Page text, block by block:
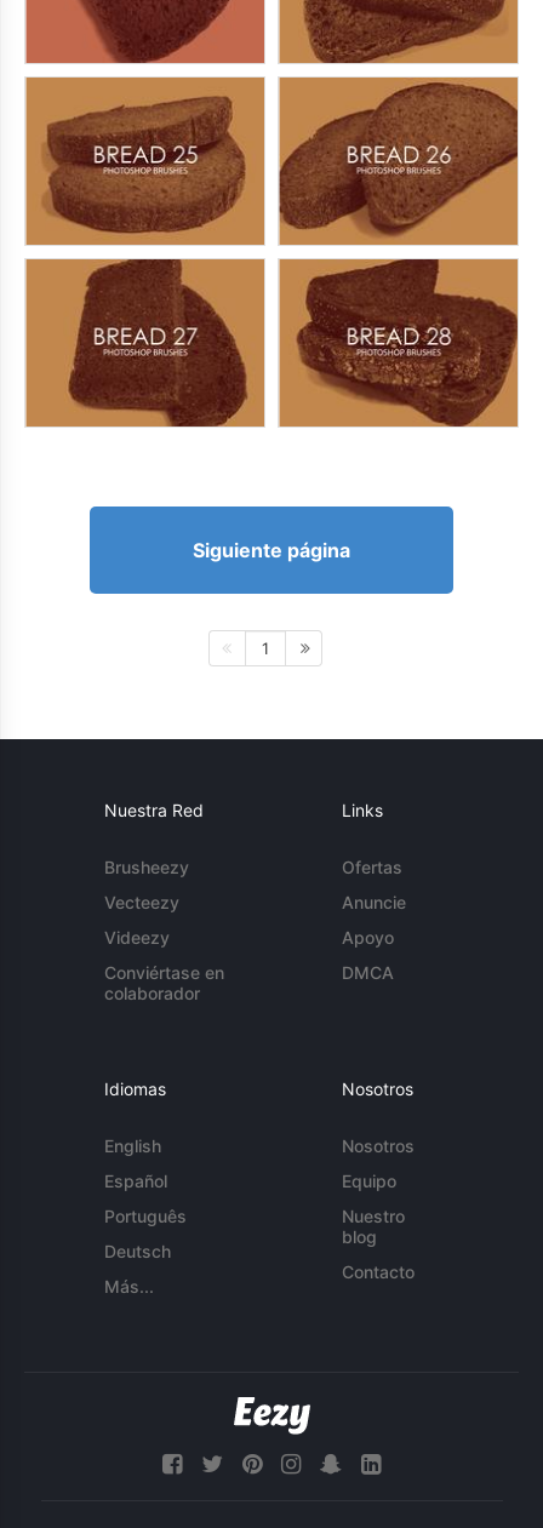
Siguiente página
1
Nuestra Red
Brusheezy
Vecteezy
Videezy
Conviértase en
colaborador
Links
Ofertas
Anuncie
Apoyo
DMCA
Idiomas
English
Español
Português
Deutsch
Más...
Nosotros
Nosotros
Equipo
Nuestro
blog
Contacto